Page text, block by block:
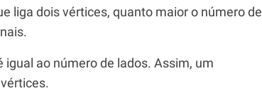
liga dois vértices, quanto maior o número de
ao número de lados. Assim, um